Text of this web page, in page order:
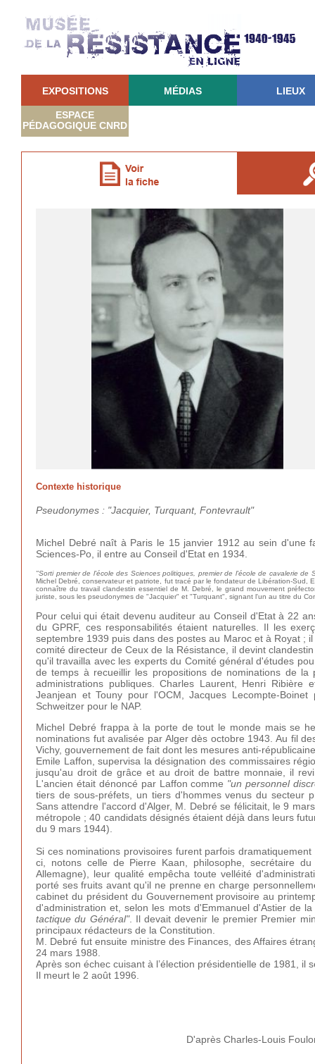
EXPOSITIONS MÉDIAS LIEUX
ESPACE
PÉDAGOGIQUE CNRD
Contexte historique
Pseudonymes : "Jacquier, Turquant, Fontevrault"
Michel Debré naît à Paris le 15 janvier 1912 au sein d'une
Sciences-Po, il entre au Conseil d'Etat en 1934.
"Sorti premier de l'école des Sciences politiques, premier de l'école de cavalerie
Michel Debré, conservateur et patriote, fut tracé par le fondateur de Libération-Sud,
connaître du travail clandestin essentiel de M. Debré, le grand mouvement
juriste, sous les pseudonymes de "Jacquier" et "Turquant", signant l'un au titre du
Pour celui qui était devenu auditeur au Conseil d'Etat à 22
du GPRF, ces responsabilités étaient naturelles. Il les
septembre 1939 puis dans des postes au Maroc et à Royat ;
comité directeur de Ceux de la Résistance, il devint
qu'il travailla avec les experts du Comité général d'études
de temps à recueillir les propositions de nominations de
administrations publiques. Charles Laurent, Henri Ribière
Jeanjean et Touny pour l'OCM, Jacques Lecompte-
Schweitzer pour le NAP.
Michel Debré frappa à la porte de tout le monde mais se
nominations fut avalisée par Alger dès octobre 1943. Au fil
Vichy, gouvernement de fait dont les mesures anti-
Emile Laffon, supervisa la désignation des commissaires
jusqu'au droit de grâce et au droit de battre monnaie, il
L'ancien était dénoncé par Laffon comme "un personnel
tiers de sous-préfets, un tiers d'hommes venus du secteur
Sans attendre l'accord d'Alger, M. Debré se félicitait, le 9
métropole ; 40 candidats désignés étaient déjà dans leurs
du 9 mars 1944).
Si ces nominations provisoires furent parfois
ci, notons celle de Pierre Kaan, philosophe, secrétaire
Allemagne), leur qualité empêcha toute velléité
porté ses fruits avant qu'il ne prenne en charge
cabinet du président du Gouvernement provisoire au
d'administration et, selon les mots d'Emmanueld'Astier de la
tactique du Général". Il devait devenir le premier Premier
principaux rédacteurs de la Constitution.
M. Debré fut ensuite ministre des Finances, des Affaires
24 mars 1988
Après son échec cuisant à l’élection présidentielle de 1981, il
Il meurt le 2 août 1996.
D'après Charles-Louis